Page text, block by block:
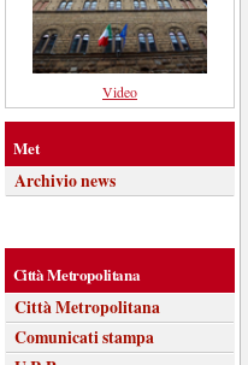
Video
Met
Archivio news
Città Metropolitana
Città Metropolitana
Comunicati stampa